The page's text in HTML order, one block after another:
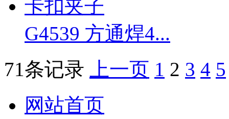
G4539 方通焊4...
71条记录
上一页 1 2 3 4 5
网站首页